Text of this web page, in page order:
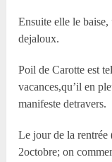
Ensuite elle le
dejaloux.
Poil de Carotte est
vacances,qu’il en
manifeste detravers.
Le jour de la rentrée
2octobre; on